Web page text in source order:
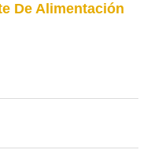
De Alimentación